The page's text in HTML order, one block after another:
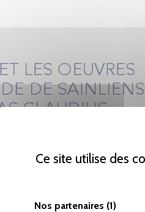
Ce site utilise des
Nos partenaires (1)